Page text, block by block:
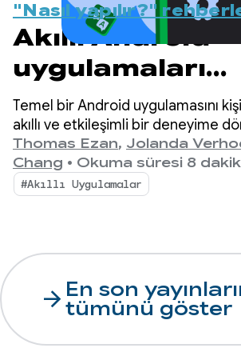
"Nasıl yapılır?"
Akıllı Android
uygulamaları
geliştirme:
karma çıkarım
Temel bir Android uygulamasını
akıllı ve etkileşimli bir deneyime
"Akıllı Android uygulamaları
yayınları serisine tekrar hoş
Thomas Ezan, Jolanda
Chang • Okuma süresi 8
#Akıllı Uygulamalar
arrow_forward En son
tümünü göster